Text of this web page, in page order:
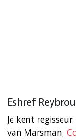
Eshref
Je kent
van Marsman,